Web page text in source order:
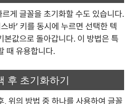
게 글꼴을 초기화할 수도 있습니다.
스바’ 키를 동시에 누르면 선택한 텍
본값으로 돌아갑니다. 이 방법은 특
때 유용합니다.
후 초기화하기
, 위의 방법 중 하나를 사용하여 글꼴